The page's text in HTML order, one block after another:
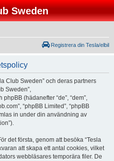
Sweden
Registrera din Tesla/elbil
Club Sweden” och deras partners
Sweden”,
(hädanefter “de”, “dem”,
“phpBB Limited”, “phpBB
in under din användning av
det första, genom att besöka “Tesla
att skapa ett antal cookies, vilket
webbläsares temporära filer. De